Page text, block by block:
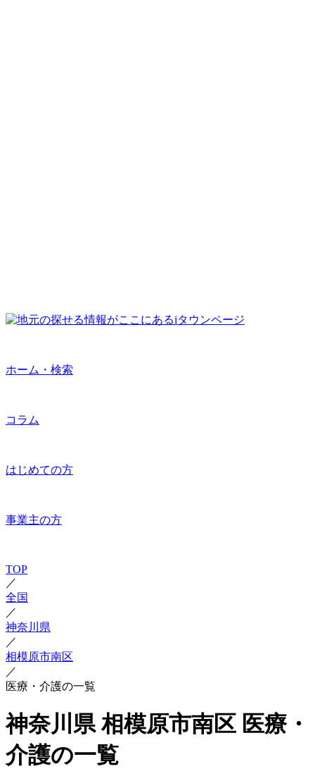
ホーム・検索
コラム
はじめての方
事業主の方
TOP
／
全国
／
神奈川県
／
相模原市南区
／
医療・介護の一覧
神奈川県 相模原市南区 医療・
介護の一覧